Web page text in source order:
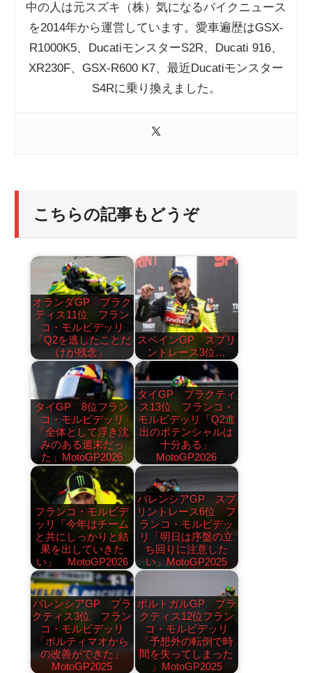
中の人は元スズキ（株）気になるバイクニュース
を2014年から運営しています。愛車遍歴はGSX-
R1000K5、DucatiモンスターS2R、Ducati 916、
XR230F、GSX-R600 K7、最近Ducatiモンスター
S4Rに乗り換えました。
こちらの記事もどうぞ
オランダGP プラク
ティス11位 フラン
コ・モルビデッリ
「Q2を逃したことだ
けが残念」
スペインGP スプリ
ントレース3位…
タイGP 8位フラン
コ・モルビデッリ
「全体として浮き沈
みのある週末だっ
た」MotoGP2026
タイGP プラクティ
ス13位 フランコ・
モルビデッリ「Q2進
出のポテンシャルは
十分ある」
MotoGP2026
フランコ・モルビデ
ッリ「今年はチーム
と共にしっかりと結
果を出していきた
い」 MotoGP2026
バレンシアGP スプ
リントレース6位 フ
ランコ・モルビデッ
リ「明日は序盤の立
ち回りに注意した
い」MotoGP2025
バレンシアGP プラ
クティス3位 フラン
コ・モルビデッリ
「ポルティマオから
の改善ができた」
MotoGP2025
ポルトガルGP プラ
クティス12位フラン
コ・モルビデッリ
「予想外の転倒で時
間を失ってしまった
」MotoGP2025